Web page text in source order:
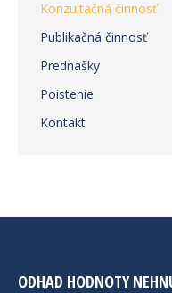
Konzultačná činnosť
Publikačná činnosť
Prednášky
Poistenie
Kontakt
ODHAD HODNOTY